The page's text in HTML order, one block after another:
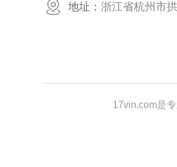
地址： 浙江省杭州市
17vin.com是